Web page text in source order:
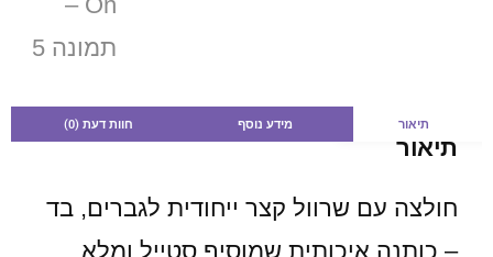
תיאור מידע נוסף חוות דעת (0)
תיאור
חולצה עם שרוול קצר ייחודית לגברים, בד
– כותנה איכותית שמוסיף סטייל ומלא